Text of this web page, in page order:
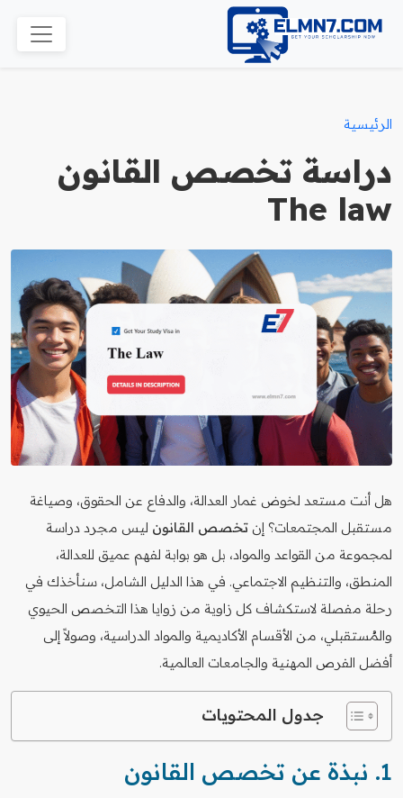
الرئيسية
دراسة تخصص القانون
The law
هل أنت مستعد لخوض غمار العدالة، والدفاع عن الحقوق، وصياغة
مستقبل المجتمعات؟ إن تخصص القانون ليس مجرد دراسة
لمجموعة من القواعد والمواد، بل هو بوابة لفهم عميق للعدالة،
المنطق، والتنظيم الاجتماعي. في هذا الدليل الشامل، سنأخذك في
رحلة مفصلة لاستكشاف كل زاوية من زوايا هذا التخصص الحيوي
والمُستقبلي، من الأقسام الأكاديمية والمواد الدراسية، وصولاً إلى
أفضل الفرص المهنية والجامعات العالمية.
جدول المحتويات
1. نبذة عن تخصص القانون